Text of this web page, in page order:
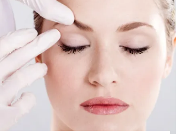
О том, как работают
и о преимуществах их
рассказывает эксперт,
хирург, кандидат
наук, врач-хирург высшей
Ворошкевич Андрей
Альбертович.